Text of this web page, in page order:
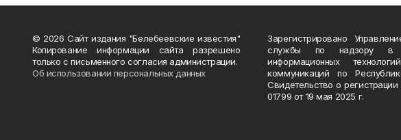
© 2026 Сайт издания "Белебеевские известия"
Копирование информации сайта разрешено
только с письменного согласия администрации.
Об использовании персональных данных
Зарегистрировано
службы по надзору в
информационных
коммуникаций по
Свидетельство о
01799 от 19 мая 2025 г.